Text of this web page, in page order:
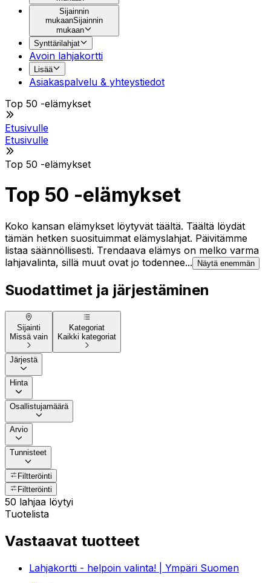
Sijainnin
mukaanSijainnin
mukaan
Synttärilahjat
Avoin lahjakortti
Lisää
Asiakaspalvelu & yhteystiedot
Top 50 -elämykset
Etusivulle
Etusivulle
Top 50 -elämykset
Top 50 -elämykset
Koko kansan elämykset löytyvät täältä. Täältä löydät
tämän hetken suosituimmat elämyslahjat. Päivitämme
listaa säännöllisesti. Trendaava elämys on melko varma
lahjavalinta, sillä muut ovat jo todennee...
Näytä enemmän
Suodattimet ja järjestäminen
Sijainti
Missä vain
Kategoriat
Kaikki kategoriat
Järjestä
Hinta
Osallistujamäärä
Arvio
Tunnisteet
Filtteröinti
Filtteröinti
50 lahjaa löytyi
Tuotelista
Vastaavat tuotteet
Lahjakortti - helpoin valinta! | Ympäri Suomen